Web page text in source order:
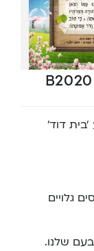
דוד’
גלויים
שלנו.